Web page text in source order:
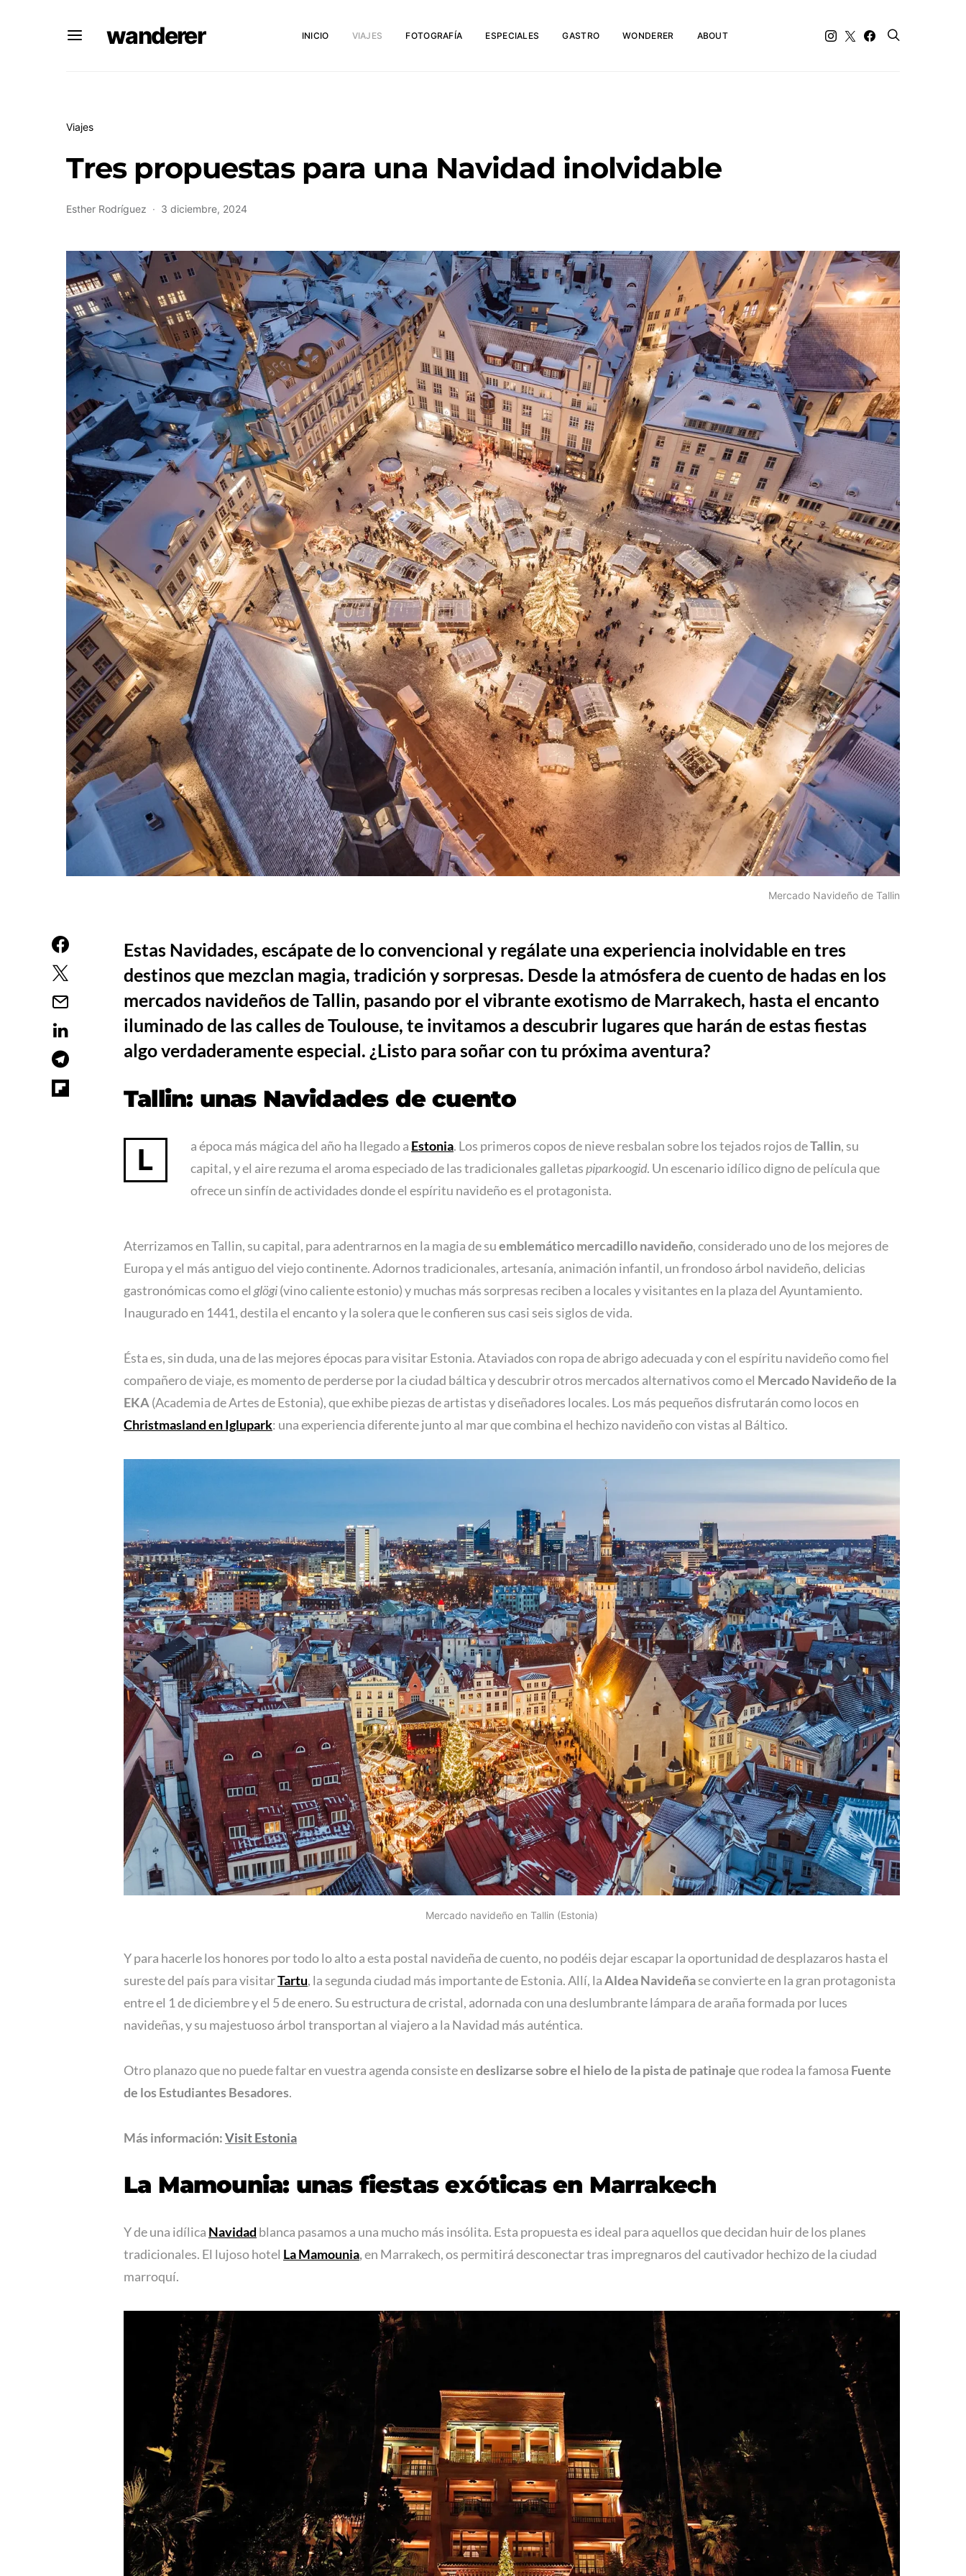
wanderer INICIO VIAJES FOTOGRAFÍA ESPECIALES GASTRO WONDERER ABOUT
Viajes
Tres propuestas para una Navidad inolvidable
Esther Rodríguez 3 diciembre, 2024
Mercado Navideño de Tallin
Estas Navidades, escápate de lo convencional y regálate una experiencia inolvidable en tres
destinos que mezclan magia, tradición y sorpresas. Desde la atmósfera de cuento de hadas en los
mercados navideños de Tallin, pasando por el vibrante exotismo de Marrakech, hasta el encanto
iluminado de las calles de Toulouse, te invitamos a descubrir lugares que harán de estas fiestas
algo verdaderamente especial. ¿Listo para soñar con tu próxima aventura?
Tallin: unas Navidades de cuento
L a época más mágica del año ha llegado a Estonia. Los primeros copos de nieve resbalan sobre los tejados rojos deTallin, su
capital, y el aire rezuma el aroma especiado de las tradicionales galletas piparkoogid. Un escenario idílico digno de película que
ofrece un sinfín de actividades donde el espíritu navideño es el protagonista.
Aterrizamos en Tallin, su capital, para adentrarnos en la magia de suemblemático mercadillo navideño, considerado uno de los mejores de
Europa y el más antiguo del viejo continente. Adornos tradicionales, artesanía, animación infantil, un frondoso árbol navideño, delicias
gastronómicas como el glögi(vino caliente estonio) y muchas más sorpresas reciben a locales y visitantes en la plaza del Ayuntamiento.
Inaugurado en 1441, destila el encanto y la solera que le confieren sus casi seis siglos de vida.
Ésta es, sin duda, una de las mejores épocas para visitar Estonia. Ataviados con ropa de abrigo adecuada y con el espíritu navideño como fiel
compañero de viaje, es momento de perderse por la ciudad báltica y descubrir otros mercados alternativos como el Mercado Navideño de la
EKA (Academia de Artes de Estonia), que exhibe piezas de artistas y diseñadores locales. Los más pequeños disfrutarán como locos en
Christmasland en Iglupark: una experiencia diferente junto al mar que combina el hechizo navideño con vistas al Báltico.
Mercado navideño en Tallin (Estonia)
Y para hacerle los honores por todo lo alto a esta postal navideña de cuento, no podéis dejar escapar la oportunidad de desplazaros hasta el
sureste del país para visitarTartu, la segunda ciudad más importante de Estonia. Allí, laAldea Navideñase convierte en la gran protagonista
entre el 1 de diciembre y el 5 de enero. Su estructura de cristal, adornada con una deslumbrante lámpara de araña formada por luces
navideñas, y su majestuoso árbol transportan al viajero a la Navidad más auténtica.
Otro planazo que no puede faltar en vuestra agenda consiste endeslizarse sobre el hielo de la pista de patinajeque rodea la famosa Fuente
de los Estudiantes Besadores.
Más información:Visit Estonia
La Mamounia: unas fiestas exóticas en Marrakech
Y de una idílica Navidad blanca pasamos a una mucho más insólita. Esta propuesta es ideal para aquellos que decidan huir de los planes
tradicionales. El lujoso hotel LaMamounia,en Marrakech, os permitirá desconectar tras impregnaros del cautivador hechizo de la ciudad
marroquí.